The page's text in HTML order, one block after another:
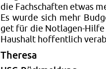
die Fach­schaf­ten etwas
Es wurde sich mehr
get für die Not­la­gen-
Haus­halt hof­fent­lich
The­re­sa